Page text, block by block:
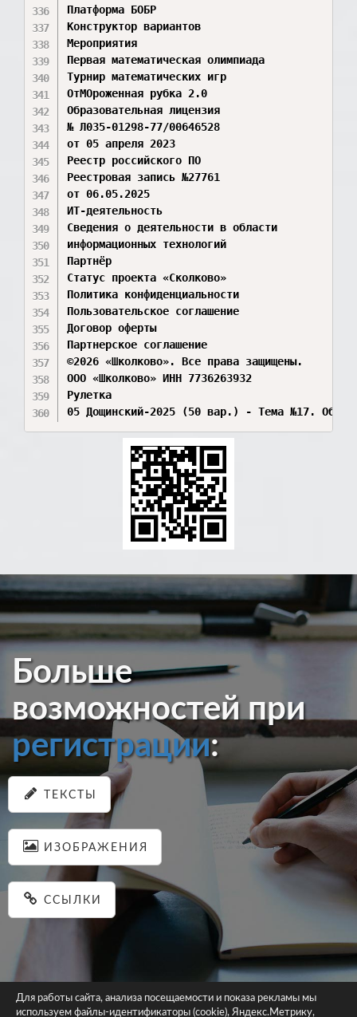
Больше
возможностей при
регистрации:
ТЕКСТЫ
ИЗОБРАЖЕНИЯ
ССЫЛКИ
Для работы сайта, анализа посещаемости и показа рекламы мы
используем файлы-идентификаторы (cookie), Яндекс.Метрику,